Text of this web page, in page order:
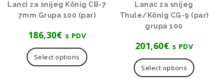
Lanci za snijeg König CB-7
7mm Grupa 100 (par)
186,30€ s PDV
Select options
Lanac za snijeg
Thule/König CG-9 (par)
grupa 100
201,60€ s PDV
Select options